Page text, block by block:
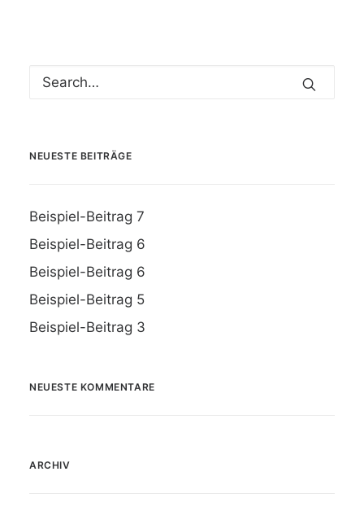
NEUESTE BEITRÄGE
Beispiel-Beitrag 7
Beispiel-Beitrag 6
Beispiel-Beitrag 6
Beispiel-Beitrag 5
Beispiel-Beitrag 3
NEUESTE KOMMENTARE
ARCHIV